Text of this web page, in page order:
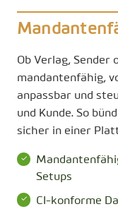
Ob Verlag,
mandantenfähig,
anpassbar und
und Kunde. So
sicher in einer
Setups
CI-konforme